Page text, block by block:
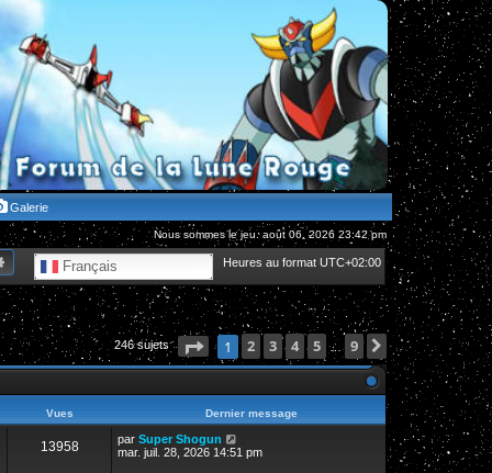
Galerie
Nous sommes le jeu. août 06, 2026 23:42 pm
Heures au format UTC+02:00
Français
Recherche avancée
246 sujets Page 1sur 9
1 2 3 4 5 … 9 Suivante
Vues Dernier message
13958 par Super Shogun
mar. juil. 28, 2026 14:51 pm